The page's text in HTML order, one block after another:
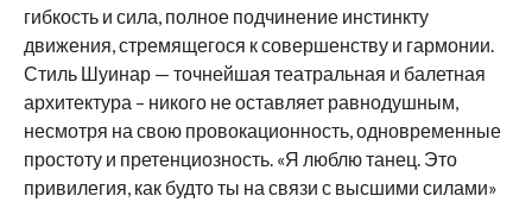
гибкость и сила, полное подчинение инстинкту
движения, стремящегося к совершенству и гармонии.
Стиль Шуинар — точнейшая театральная и балетная
архитектура – никого не оставляет равнодушным,
несмотря на свою провокационность, одновременные
простоту и претенциозность. «Я люблю танец. Это
привилегия, как будто ты на связи с высшими силами»